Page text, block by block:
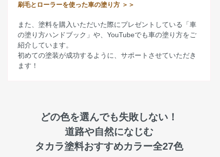
刷毛とローラーを使った車の塗り方 ＞＞
また、塗料を購入いただいた際にプレゼントしている「車
の塗り方ハンドブック」や、YouTubeでも車の塗り方をご
紹介しています。
初めての塗装が成功するように、サポートさせていただき
ます！
どの色を選んでも失敗しない！
道路や自然になじむ
タカラ塗料おすすめカラー全27色